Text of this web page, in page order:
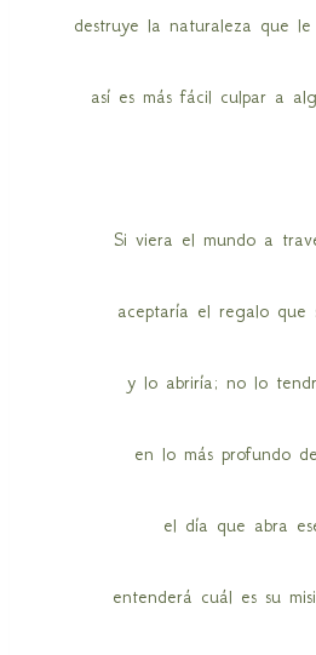
destruye la naturaleza que
así es más fácil culpar a
Si viera el mundo a
aceptaría el regalo que
y lo abriría; no lo
en lo más profundo
el día que abra
entenderá cuál es su